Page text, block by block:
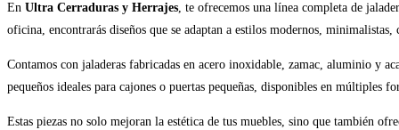
En Ultra Cerraduras y Herrajes, te ofrecemos una línea completa de
oficina, encontrarás diseños que se adaptan a estilos modernos, minimalistas,
Contamos con jaladeras fabricadas en acero inoxidable, zamac, aluminio y
pequeños ideales para cajones o puertas pequeñas, disponibles en múltiples
Estas piezas no solo mejoran la estética de tus muebles, sino que también